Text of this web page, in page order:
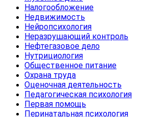
Налогообложение
Недвижимость
Нейропсихология
Неразрушающий контроль
Нефтегазовое дело
Нутрициология
Общественное питание
Охрана труда
Оценочная деятельность
Педагогическая психология
Первая помощь
Перинатальная психология